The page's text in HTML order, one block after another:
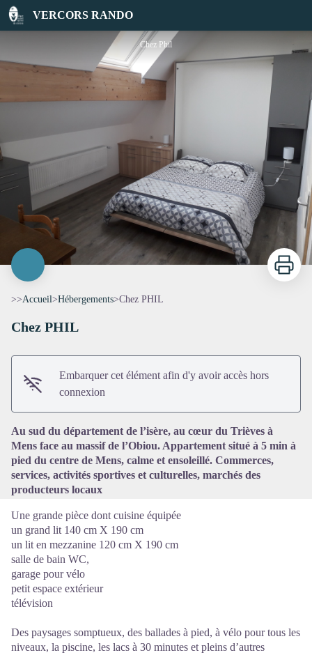
VERCORS RANDO
Chez PHIL
Chez Phil
Imprimer
>>Accueil>Hébergements>Chez PHIL
Chez PHIL
Embarquer cet élément afin d'y avoir accès hors
connexion
Au sud du département de l’isère, au cœur du Trièves à
Mens face au massif de l’Obiou. Appartement situé à 5 min à
pied du centre de Mens, calme et ensoleillé. Commerces,
services, activités sportives et culturelles, marchés des
producteurs locaux
Une grande pièce dont cuisine équipée
un grand lit 140 cm X 190 cm
un lit en mezzanine 120 cm X 190 cm
salle de bain WC,
garage pour vélo
petit espace extérieur
télévision
Des paysages somptueux, des ballades à pied, à vélo pour tous les
niveaux, la piscine, les lacs à 30 minutes et pleins d’autres